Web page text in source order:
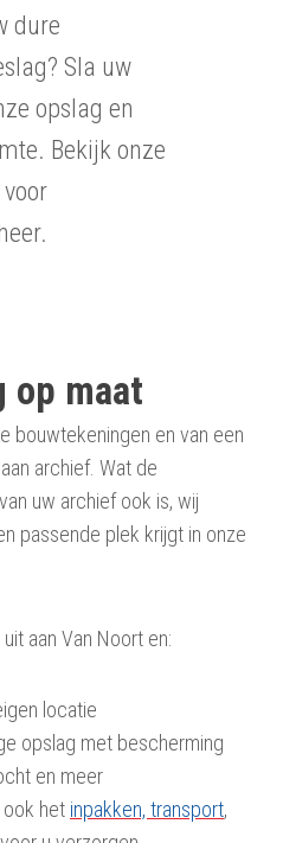
dure
Sla uw
opslag en
Bekijk onze
op maat
bouwtekeningen en van een
archief. Wat de
uw archief ook is, wij
passende plek krijgt in onze
aan Van Noort en:
locatie
opslag met bescherming
en meer
ook het inpakken, transport,